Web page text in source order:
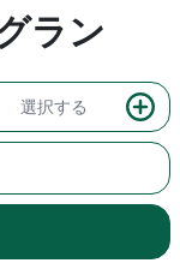
ラン
選択する